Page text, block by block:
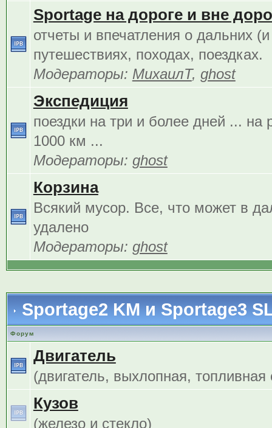
Sportage на дороге и вне
отчеты и впечатления о дальних
путешествиях, походах, поездках.
Модераторы: МихаилТ, ghost
Экспедиция
поездки на три и более дней ... на
1000 км ...
Модераторы: ghost
Корзина
Всякий мусор. Все, что может в
удалено
Модераторы: ghost
Sportage2 KM и Sportage3
Форум
Двигатель
(двигатель, выхлопная, топливная
Кузов
(железо и стекло)